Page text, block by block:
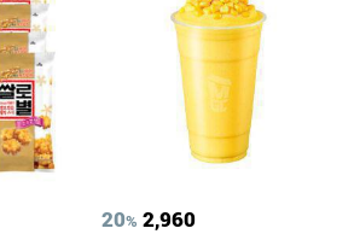
20% 2,960